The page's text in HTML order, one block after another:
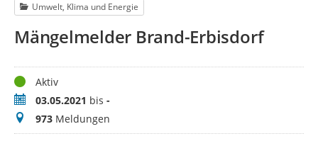
Umwelt, Klima und Energie
Mängelmelder Brand-Erbisdorf
StatusAktiv
Zeitraum03.05.2021 bis -
Meldungen
973 Meldungen